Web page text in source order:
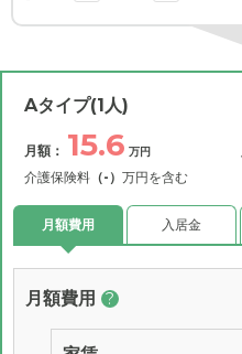
Aタイプ(1人)
月額： 15.6 万円
介護保険料 （-） 万円を含む
月額費用 入居金
月額費用 ?